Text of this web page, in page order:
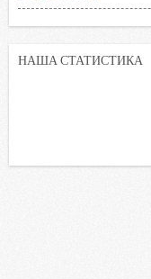
НАША СТАТИСТИКА